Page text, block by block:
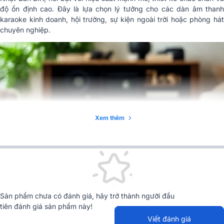
độ ổn định cao. Đây là lựa chọn lý tưởng cho các dàn âm thanh
karaoke kinh doanh, hội trường, sự kiện ngoài trời hoặc phòng hát
chuyên nghiệp.
Xem thêm
Sản phẩm chưa có đánh giá, hãy trở thành người đầu
tiên đánh giá sản phẩm này!
Viết đánh giá